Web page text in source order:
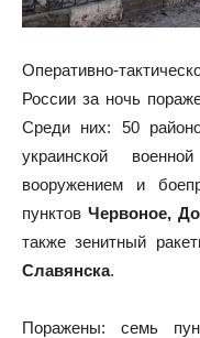
Оперативно-
России за ночь
Среди них: 50
украинской
вооружением и
пунктовЧервоное,
также зенитный
Славянска.
Поражены: семь